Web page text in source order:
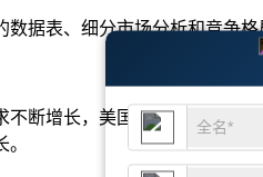
数据表、细分市场分析和竞争格
断增长，美国金属卤化物灯